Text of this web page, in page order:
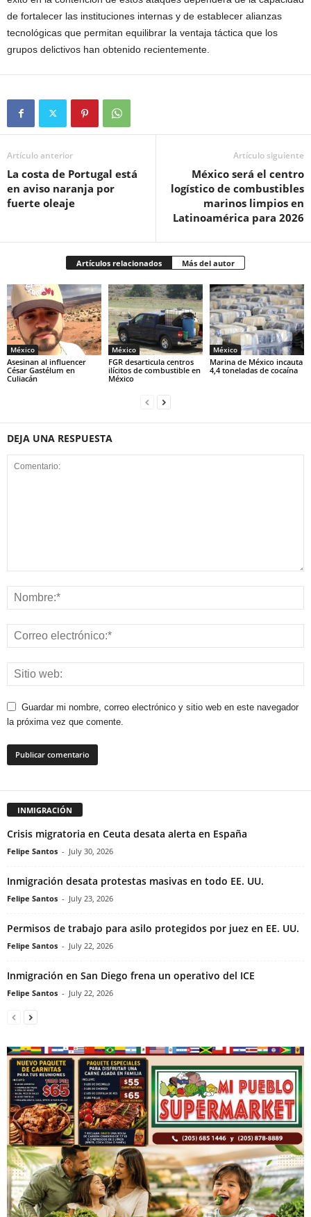
de fortalecer las instituciones internas y de establecer alianzas
tecnológicas que permitan equilibrar la ventaja táctica que los
grupos delictivos han obtenido recientemente.
Artículo anterior
La costa de Portugal está
en aviso naranja por
fuerte oleaje
Artículo siguiente
México será el centro
logístico de combustibles
marinos limpios en
Latinoamérica para 2026
Artículos relacionados Más del autor
México
Asesinan al influencer
César Gastélum en
Culiacán
México
FGR desarticula centros
ilícitos de combustible en
México
México
Marina de México incauta
4,4 toneladas de cocaína
DEJA UNA RESPUESTA
Guardar mi nombre, correo electrónico y sitio web en este navegador
la próxima vez que comente.
INMIGRACIÓN
Crisis migratoria en Ceuta desata alerta en España
Felipe Santos - July 30, 2026
Inmigración desata protestas masivas en todo EE. UU.
Felipe Santos - July 23, 2026
Permisos de trabajo para asilo protegidos por juez en EE. UU.
Felipe Santos - July 22, 2026
Inmigración en San Diego frena un operativo del ICE
Felipe Santos - July 22, 2026